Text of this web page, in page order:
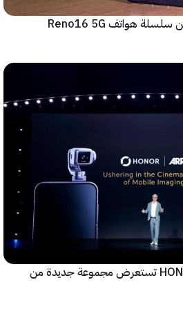
شركة Oppo تكشف النقاب عن سلسلة هواتف Reno16 5G
بالتعاون مع ARRI، شركة HONOR تستعرض مجموعة جديدة من